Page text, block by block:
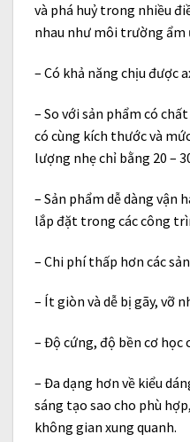
và phá huỷ trong nhiều
nhau như môi trường
– Có khả năng chịu được
– So với sản phẩm có
có cùng kích thước và
lượng nhẹ chỉ bằng 20 –
– Sản phẩm dễ dàng vận
lắp đặt trong các công
– Chi phí thấp hơn các
– Ít giòn và dễ bị gãy, vỡ
– Độ cứng, độ bền cơ học
– Đa dạng hơn về kiểu
sáng tạo sao cho phù
không gian xung quanh.